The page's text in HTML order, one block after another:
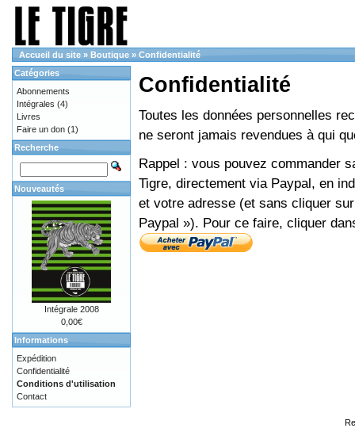
Accueil du site » Boutique » Confidentialité
Confidentialité
Toutes les données personnelles
ne seront jamais revendues à qui
Rappel : vous pouvez commander
Tigre, directement via Paypal, en
et votre adresse (et sans cliquer
Paypal »). Pour ce faire, cliquer
Catégories
Abonnements
Intégrales (4)
Livres
Faire un don (1)
Recherche
Nouveautés
Intégrale 2008
0,00€
Informations
Expédition
Confidentialité
Conditions d'utilisation
Contact